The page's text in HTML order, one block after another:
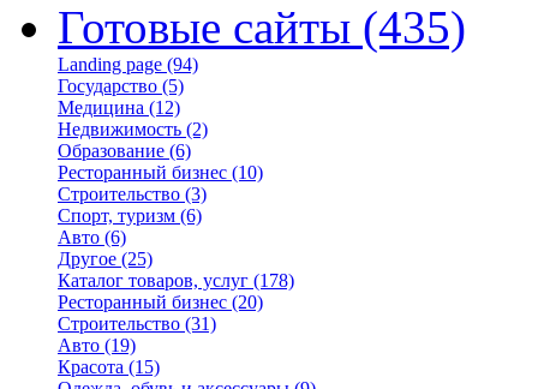
Готовые сайты (435)
Landing page (94)
Государство (5)
Медицина (12)
Недвижимость (2)
Образование (6)
Ресторанный бизнес (10)
Строительство (3)
Спорт, туризм (6)
Авто (6)
Другое (25)
Каталог товаров, услуг (178)
Ресторанный бизнес (20)
Строительство (31)
Авто (19)
Красота (15)